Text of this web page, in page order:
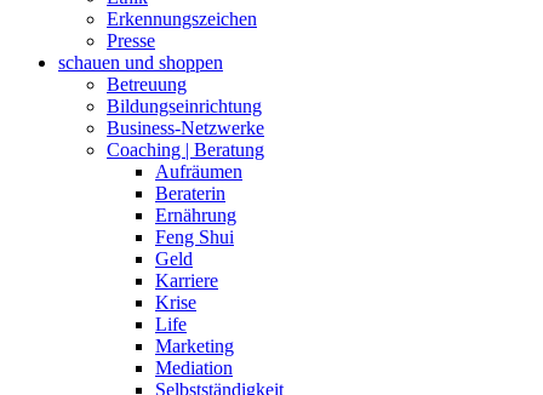
Erkennungszeichen
Presse
schauen und shoppen
Betreuung
Bildungseinrichtung
Business-Netzwerke
Coaching | Beratung
Aufräumen
Beraterin
Ernährung
Feng Shui
Geld
Karriere
Krise
Life
Marketing
Mediation
Selbstständigkeit